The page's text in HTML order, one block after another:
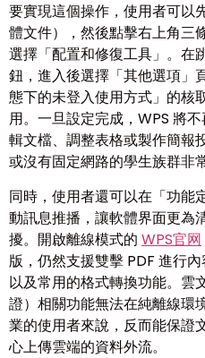
要實現這個操作，使用者可以
體文件），然後點擊右上角三
選擇「配置和修復工具」。在
鈕，進入後選擇「其他選項」
態下的未登入使用方式」的核
用。一旦設定完成，WPS 將
輯文檔、調整表格或製作簡報
或沒有固定網路的學生族群非
同時，使用者還可以在「功能
動訊息推播，讓軟體界面更為
擾。開啟離線模式的 WPS官网
版，仍然支援雙擊 PDF 進行
以及常用的格式轉換功能。雲
證）相關功能無法在純離線環
業的使用者來說，反而能保證
心上傳雲端的資料外流。